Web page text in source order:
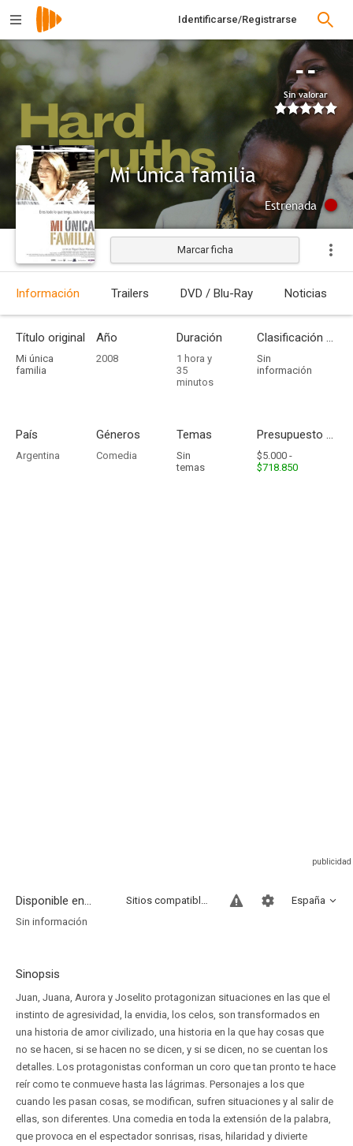
Identificarse/Registrarse
--
Sin valorar
Mi única familia
Estrenada
Marcar ficha
Información Trailers DVD / Blu-Ray Noticias
Título original
Mi única
familia
Año
2008
Duración
1 hora y
35
minutos
Clasificación por edades
Sin
información
País
Argentina
Géneros
Comedia
Temas
Sin
temas
Presupuesto - Ingresos
$5.000 -
$718.850
Disponible en... España
Sitios compatibles
Sin información
Sinopsis
Juan, Juana, Aurora y Joselito protagonizan situaciones en las que el
instinto de agresividad, la envidia, los celos, son transformados en
una historia de amor civilizado, una historia en la que hay cosas que
no se hacen, si se hacen no se dicen, y si se dicen, no se cuentan los
detalles. Los protagonistas conforman un coro que tan pronto te hace
reír como te conmueve hasta las lágrimas. Personajes a los que
cuando les pasan cosas, se modifican, sufren situaciones y al salir de
ellas, son diferentes. Una comedia en toda la extensión de la palabra,
que provoca en el espectador sonrisas, risas, hilaridad y divierte